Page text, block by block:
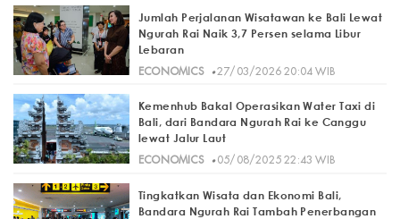
Jumlah Perjalanan Wisatawan ke Bali Lewat
Ngurah Rai Naik 3,7 Persen selama Libur
Lebaran
ECONOMICS· 27/03/2026 20:04 WIB
Kemenhub Bakal Operasikan Water Taxi di
Bali, dari Bandara Ngurah Rai ke Canggu
lewat Jalur Laut
ECONOMICS· 05/08/2025 22:43 WIB
Tingkatkan Wisata dan Ekonomi Bali,
Bandara Ngurah Rai Tambah Penerbangan